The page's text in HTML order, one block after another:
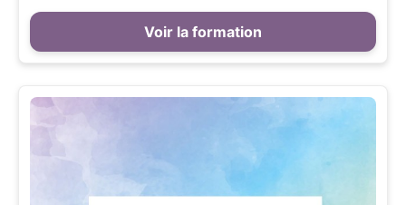
Voir la formation